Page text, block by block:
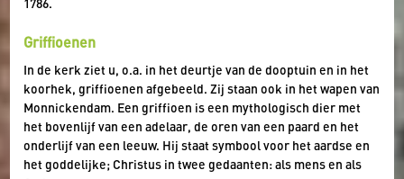
1786.
Griffioenen
In de kerk ziet u, o.a. in het deurtje van de dooptuin en in het
koorhek, griffioenen afgebeeld. Zij staan ook in het wapen van
Monnickendam. Een griffioen is een mythologisch dier met
het bovenlijf van een adelaar, de oren van een paard en het
onderlijf van een leeuw. Hij staat symbool voor het aardse en
het goddelijke; Christus in twee gedaanten: als mens en als